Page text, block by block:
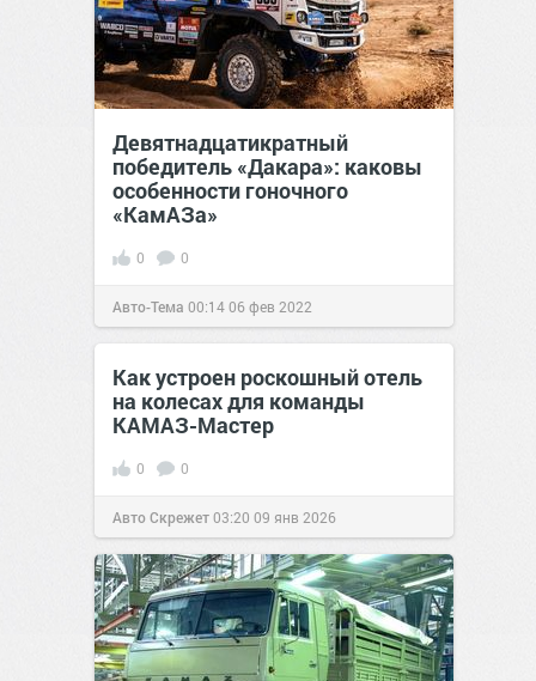
Девятнадцатикратный
победитель «Дакара»: каковы
особенности гоночного
«КамАЗа»
0 0
Авто-Тема 00:1406 фев 2022
Как устроен роскошный отель
на колесах для команды
КАМАЗ-Мастер
0 0
Авто Скрежет03:20 09 янв 2026